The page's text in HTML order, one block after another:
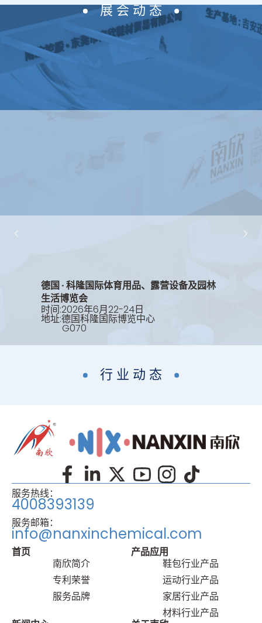
展 会 动 态
德国 · 科隆国际体育用品、露营设备及园林
生活博览会
时间:2026年6月22-24日
地址:德国科隆国际博览中心
G070
行 业 动 态
服务热线：
4008393139
服务邮箱：
info@nanxinchemical.com
首页
南欣简介
专利荣誉
服务品牌
产品应⽤
鞋包⾏业产品
运动⾏业产品
家居⾏业产品
材料⾏业产品